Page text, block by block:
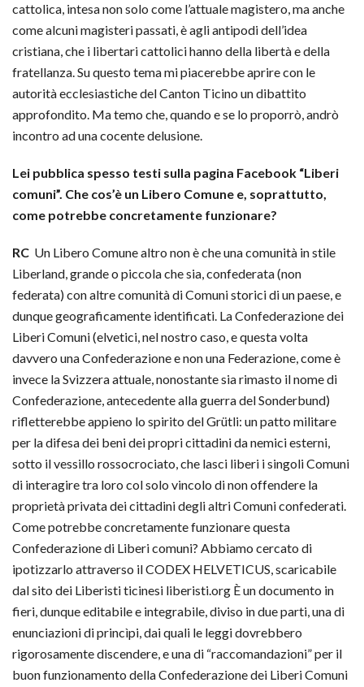
cattolica, intesa non solo come l’attuale magistero, ma anche
come alcuni magisteri passati, è agli antipodi dell’idea
cristiana, che i libertari cattolici hanno della libertà e della
fratellanza. Su questo tema mi piacerebbe aprire con le
autorità ecclesiastiche del Canton Ticino un dibattito
approfondito. Ma temo che, quando e se lo proporrò, andrò
incontro ad una cocente delusione.
Lei pubblica spesso testi sulla pagina Facebook “Liberi
comuni”. Che cos’è un Libero Comune e, soprattutto,
come potrebbe concretamente funzionare?
RC Un Libero Comune altro non è che una comunità in stile
Liberland, grande o piccola che sia, confederata (non
federata) con altre comunità di Comuni storici di un paese, e
dunque geograficamente identificati. La Confederazione dei
Liberi Comuni (elvetici, nel nostro caso, e questa volta
davvero una Confederazione e non una Federazione, come è
invece la Svizzera attuale, nonostante sia rimasto il nome di
Confederazione, antecedente alla guerra del Sonderbund)
rifletterebbe appieno lo spirito del Grütli: un patto militare
per la difesa dei beni dei propri cittadini da nemici esterni,
sotto il vessillo rossocrociato, che lasci liberi i singoli Comuni
di interagire tra loro col solo vincolo di non offendere la
proprietà privata dei cittadini degli altri Comuni confederati.
Come potrebbe concretamente funzionare questa
Confederazione di Liberi comuni? Abbiamo cercato di
ipotizzarlo attraverso il CODEX HELVETICUS, scaricabile
dal sito dei Liberisti ticinesi liberisti.org È un documento in
fieri, dunque editabile e integrabile, diviso in due parti, una di
enunciazioni di princìpi, dai quali le leggi dovrebbero
rigorosamente discendere, e una di “raccomandazioni” per il
buon funzionamento della Confederazione dei Liberi Comuni